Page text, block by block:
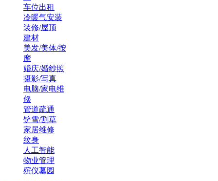
车位出租
冷暖气安装
装修/屋顶
建材
美发/美体/按
摩
婚庆/婚纱照
摄影/写真
电脑/家电维
修
管道疏通
铲雪/割草
家居维修
纹身
人工智能
物业管理
殡仪墓园